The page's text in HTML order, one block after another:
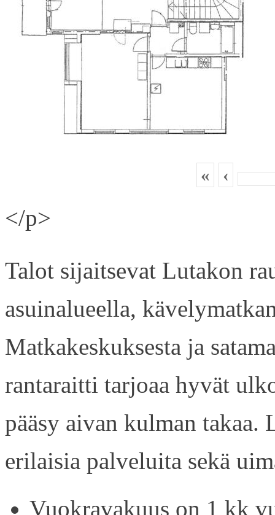
« ‹
</p>
Talot sijaitsevat Lutakon
asuinalueella,
Matkakeskuksesta ja
rantaraitti tarjoaa hyvät
pääsy aivan kulman
erilaisia palveluita sekä
Vuokravakuus on 1 kk